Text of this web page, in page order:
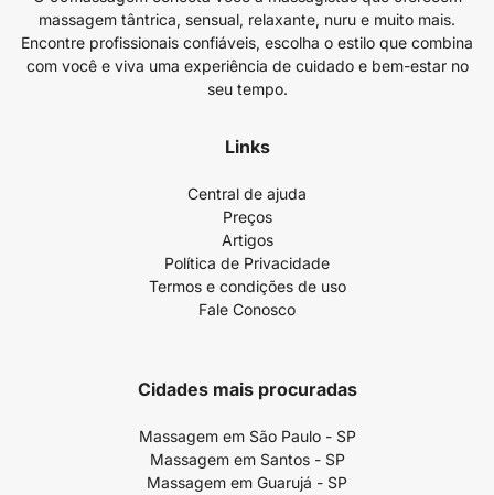
massagem tântrica, sensual, relaxante, nuru e muito mais.
Encontre profissionais confiáveis, escolha o estilo que combina
com você e viva uma experiência de cuidado e bem-estar no
seu tempo.
Links
Central de ajuda
Preços
Artigos
Política de Privacidade
Termos e condições de uso
Fale Conosco
Cidades mais procuradas
Massagem em São Paulo - SP
Massagem em Santos - SP
Massagem em Guarujá - SP